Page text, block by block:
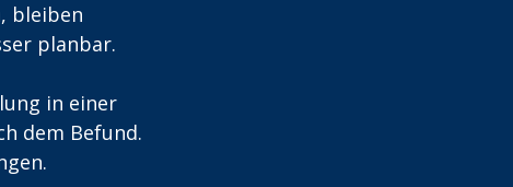
bleiben
planbar.
in einer
dem Befund.